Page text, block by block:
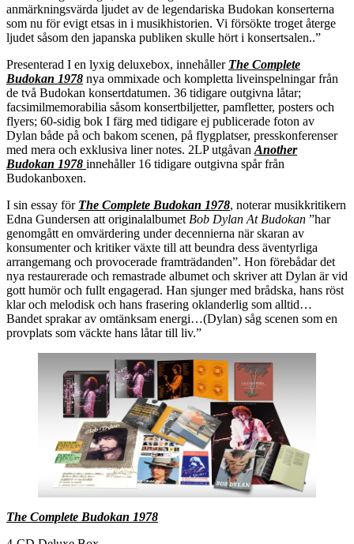
anmärkningsvärda ljudet av de legendariska Budokan konserterna
som nu för evigt etsas in i musikhistorien. Vi försökte troget återge
ljudet såsom den japanska publiken skulle hört i konsertsalen..”
Presenterad I en lyxig deluxebox, innehåller The Complete
Budokan 1978 nya ommixade och kompletta liveinspelningar från
de två Budokan konsertdatumen. 36 tidigare outgivna låtar;
facsimilmemorabilia såsom konsertbiljetter, pamfletter, posters och
flyers; 60-sidig bok I färg med tidigare ej publicerade foton av
Dylan både på och bakom scenen, på flygplatser, presskonferenser
med mera och exklusiva liner notes. 2LP utgåvan Another
Budokan 1978 innehåller 16 tidigare outgivna spår från
Budokanboxen.
I sin essay för The Complete Budokan 1978, noterar musikkritikern
Edna Gundersen att originalalbumet Bob Dylan At Budokan ”har
genomgått en omvärdering under decennierna när skaran av
konsumenter och kritiker växte till att beundra dess äventyrliga
arrangemang och provocerade framträdanden”. Hon förebådar det
nya restaurerade och remastrade albumet och skriver att Dylan är vid
gott humör och fullt engagerad. Han sjunger med brådska, hans röst
klar och melodisk och hans frasering oklanderlig som alltid…
Bandet sprakar av omtänksam energi…(Dylan) såg scenen som en
provplats som väckte hans låtar till liv.”
The Complete Budokan 1978